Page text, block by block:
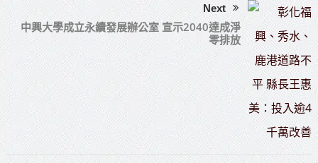
Next
中興大學成立永續發展辦公室 宣示2040達成淨
零排放